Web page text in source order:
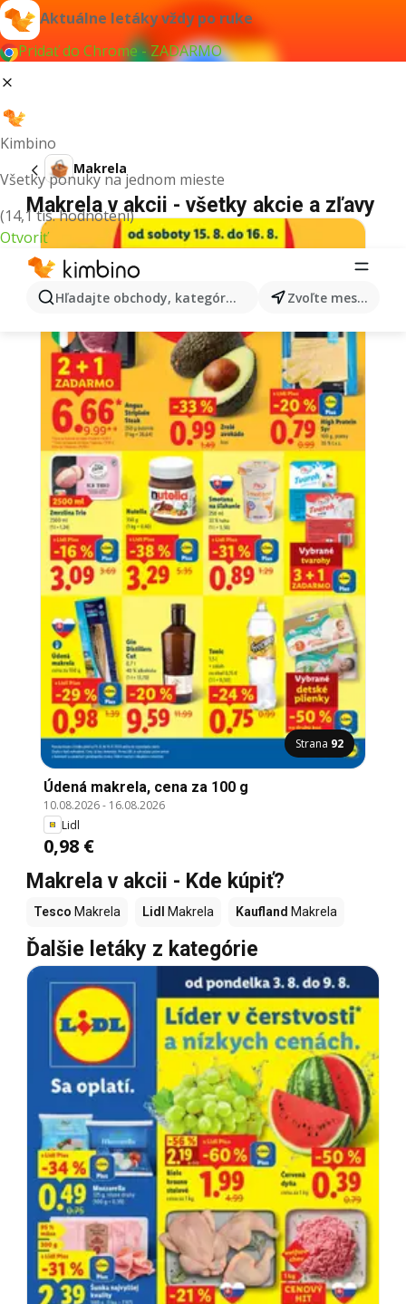
Aktuálne letáky vždy po ruke
Pridať do Chrome - ZADARMO
Kimbino
Všetky ponuky na jednom mieste
(14,1 tis. hodnotení)
Otvoriť
Hľadajte obchody, kategórie, produkty... Zvoľte mesto
Makrela
Makrela v akcii - všetky akcie a zľavy
Strana 92
Údená makrela, cena za 100 g
10.08.2026- 16.08.2026
Lidl
0,98 €
Makrela v akcii - Kde kúpiť?
Tesco Makrela Lidl Makrela Kaufland Makrela
Ďalšie letáky z kategórie